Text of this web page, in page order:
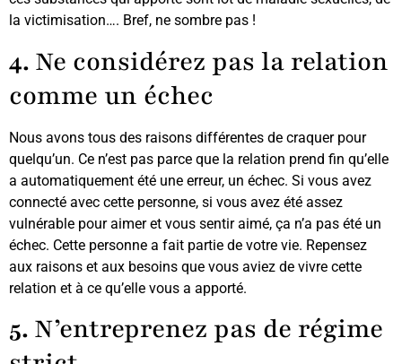
la victimisation…. Bref, ne sombre pas !
4. Ne considérez pas la relation
comme un échec
Nous avons tous des raisons différentes de craquer pour
quelqu’un. Ce n’est pas parce que la relation prend fin qu’elle
a automatiquement été une erreur, un échec. Si vous avez
connecté avec cette personne, si vous avez été assez
vulnérable pour aimer et vous sentir aimé, ça n’a pas été un
échec. Cette personne a fait partie de votre vie. Repensez
aux raisons et aux besoins que vous aviez de vivre cette
relation et à ce qu’elle vous a apporté.
5. N’entreprenez pas de régime